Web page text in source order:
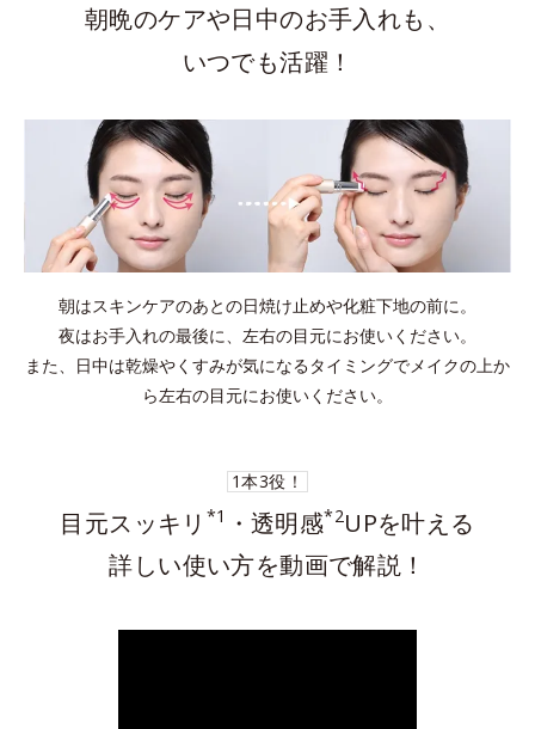
朝晩のケアや日中のお手入れも、
いつでも活躍！
朝はスキンケアのあとの日焼け止めや化粧下地の前に。
夜はお手入れの最後に、左右の目元にお使いください。
また、日中は乾燥やくすみが気になるタイミングでメイクの上か
ら左右の目元にお使いください。
1本3役！
目元スッキリ *1 ・透明感*2UPを叶える
詳しい使い方を動画で解説！